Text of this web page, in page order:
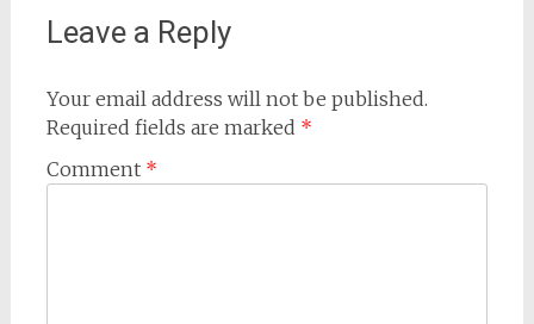
Leave a Reply
Your email address will not be published.
Required fields are marked *
Comment *